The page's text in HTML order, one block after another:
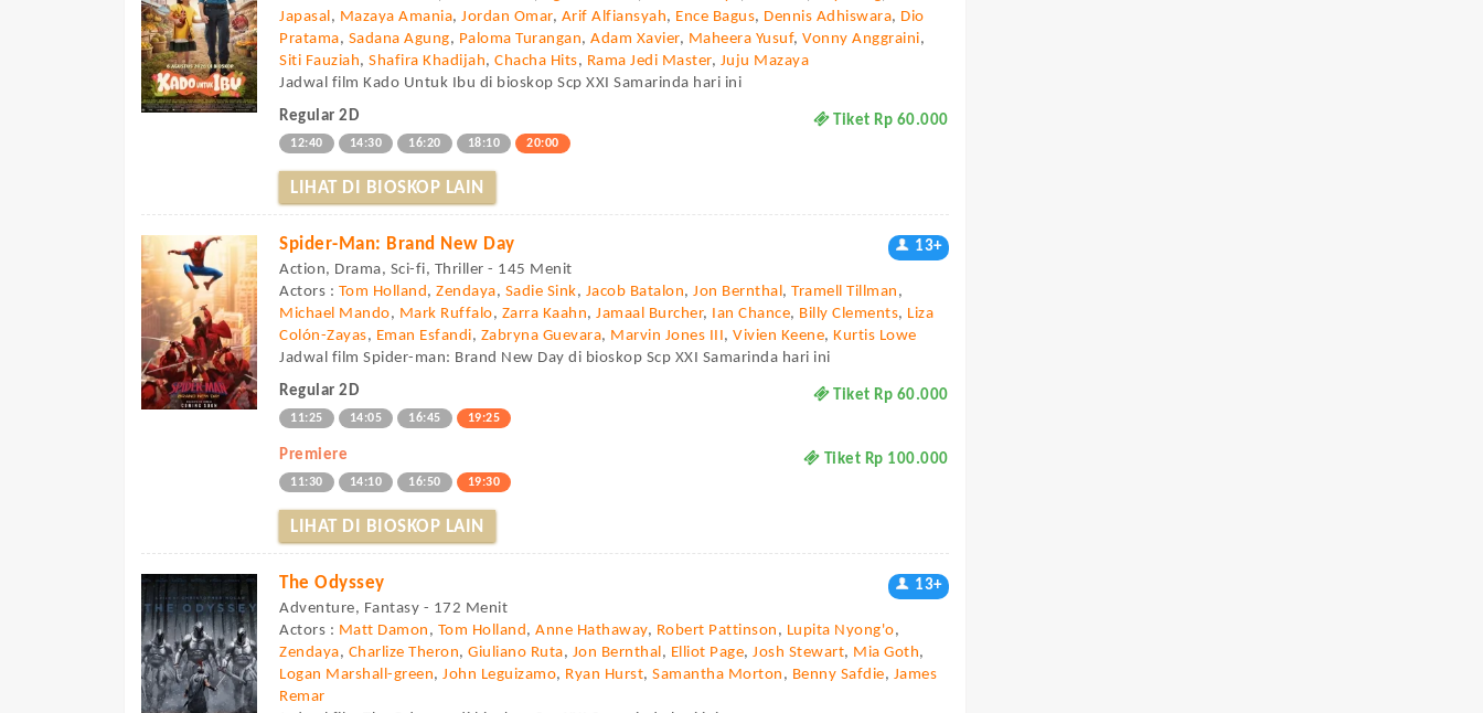
Japasal, Mazaya Amania,Jordan Omar, Arif Alfiansyah, Ence Bagus, Dennis Adhiswara, Dio
Pratama, Sadana Agung, Paloma Turangan,Adam Xavier, Maheera Yusuf,Vonny Anggraini,
Siti Fauziah,Shafira Khadijah,Chacha Hits, Rama Jedi Master, Juju Mazaya
Jadwal film Kado Untuk Ibu di bioskop Scp XXI Samarinda hari ini
Regular 2D
Tiket Rp 60.000
12:40 14:30 16:20 18:10 20:00
LIHAT DI BIOSKOP LAIN
Spider-Man: Brand New Day
13+
Action, Drama, Sci-fi, Thriller - 145 Menit
Actors : Tom Holland,Zendaya, Sadie Sink, Jacob Batalon,Jon Bernthal,Tramell Tillman ,
Michael Mando, Mark Ruffalo, Zarra Kaahn,Jamaal Burcher, Ian Chance, Billy Clements, Liza
Colón-Zayas, Eman Esfandi, Zabryna Guevara, Marvin Jones III,Vivien Keene,Kurtis Lowe
Jadwal film Spider-man: Brand New Day di bioskop Scp XXI Samarinda hari ini
Regular 2D
Tiket Rp 60.000
11:25 14:05 16:45 19:25
Premiere Tiket Rp 100.000
11:30 14:10 16:50 19:30
LIHAT DI BIOSKOP LAIN
The Odyssey
13+
Adventure, Fantasy - 172 Menit
Actors : Matt Damon , Tom Holland,Anne Hathaway, Robert Pattinson , Lupita Nyong'o,
Zendaya, Charlize Theron,Giuliano Ruta, Jon Bernthal, Elliot Page,Josh Stewart, Mia Goth,
Logan Marshall-green,John Leguizamo, Ryan Hurst,Samantha Morton , Benny Safdie, James
Remar